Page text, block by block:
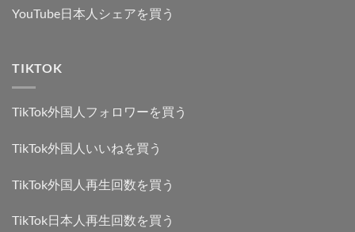
YouTube日本人シェアを買う
TIKTOK
TikTok外国人フォロワーを買う
TikTok外国人いいねを買う
TikTok外国人再生回数を買う
TikTok日本人再生回数を買う